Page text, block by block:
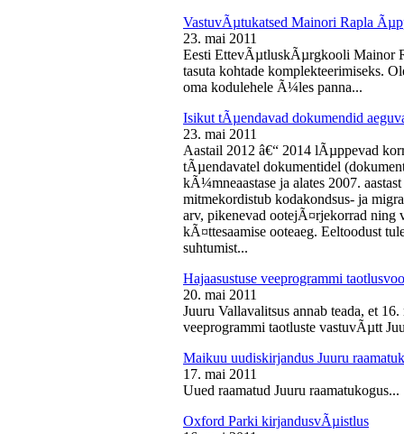
VastuvÃµtukatsed Mainori Rapla
23. mai 2011
Eesti EttevÃµtluskÃµrgkooli Mainor
tasuta kohtade komplekteerimiseks.
oma kodulehele Ã¼les panna...
Isikut tÃµendavad dokumendid
23. mai 2011
Aastail 2012 â€“ 2014 lÃµppevad
tÃµendavatel dokumentidel
kÃ¼mneaastase ja alates 2007.
mitmekordistub kodakondsus- ja
arv, pikenevad ootejÃ¤rjekorrad ning
kÃ¤ttesaamise ooteaeg. Eeltoodust
suhtumist...
Hajaasustuse veeprogrammi
20. mai 2011
Juuru Vallavalitsus annab teada, et
veeprogrammi taotluste vastuvÃµtt
Maikuu uudiskirjandus Juuru
17. mai 2011
Uued raamatud Juuru raamatukogus...
Oxford Parki kirjandusvÃµistlus